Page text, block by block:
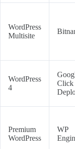
WordPress
Multisite
WordPress
4
Click
Premium
WordPress
WP